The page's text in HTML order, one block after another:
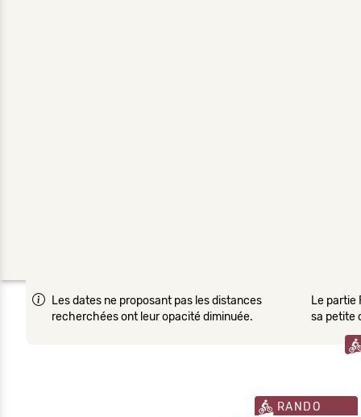
Les dates ne proposant pas les distances
recherchées ont leur opacité diminuée.
Le partie
sa petite
RANDO